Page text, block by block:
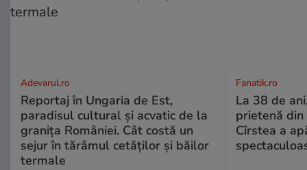
Adevarul.ro
Reportaj în Ungaria de Est,
paradisul cultural și acvatic de la
granița României. Cât costă un
sejur în tărâmul cetăților și băilor
termale
Fanatik.ro
La 38 de
prietenă din
Cîrstea a